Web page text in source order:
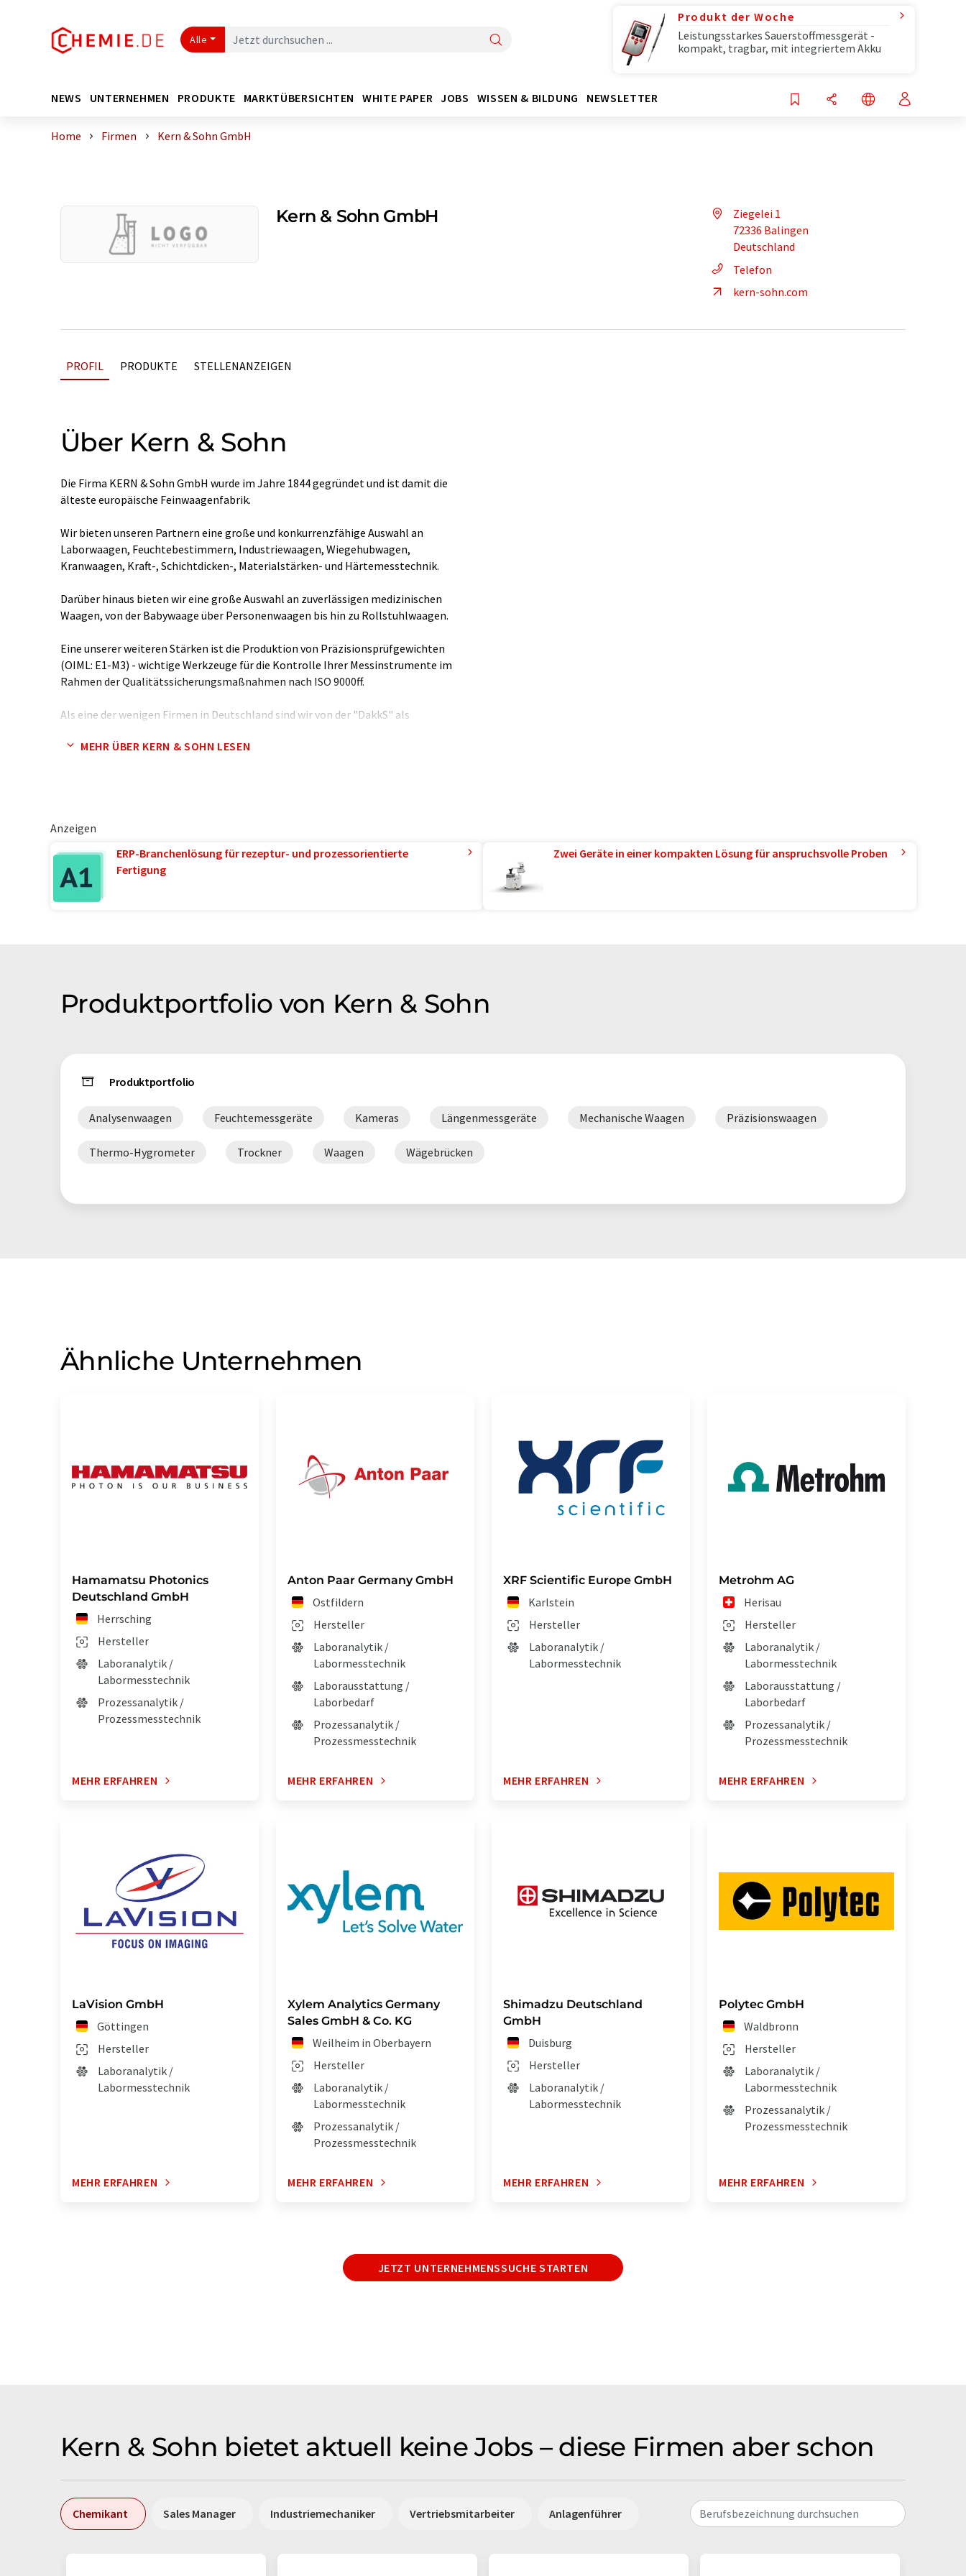
Alle
Produkt der Woche
Leistungsstarkes Sauerstoffmessgerät -
kompakt, tragbar, mit integriertem Akku
NEWS UNTERNEHMEN PRODUKTE MARKTÜBERSICHTEN WHITE PAPER JOBS WISSEN & BILDUNG NEWSLETTER
Home Firmen Kern & Sohn GmbH
Kern & Sohn GmbH
Ziegelei 1
72336 Balingen
Deutschland
Telefon
kern-sohn.com
PROFIL PRODUKTE STELLENANZEIGEN
Über Kern & Sohn
Die Firma KERN & Sohn GmbH wurde im Jahre 1844 gegründet und ist damit die
älteste europäische Feinwaagenfabrik.
Wir bieten unseren Partnern eine große und konkurrenzfähige Auswahl an
Laborwaagen, Feuchtebestimmern, Industriewaagen, Wiegehubwagen,
Kranwaagen, Kraft-, Schichtdicken-, Materialstärken- und Härtemesstechnik.
Darüber hinaus bieten wir eine große Auswahl an zuverlässigen medizinischen
Waagen, von der Babywaage über Personenwaagen bis hin zu Rollstuhlwaagen.
Eine unserer weiteren Stärken ist die Produktion von Präzisionsprüfgewichten
(OIML: E1-M3) - wichtige Werkzeuge für die Kontrolle Ihrer Messinstrumente im
Rahmen der Qualitätssicherungsmaßnahmen nach ISO 9000ff.
Als eine der wenigen Firmen in Deutschland sind wir von der "DakkS" als
11801). Dadurch können wir in unserem robotergestütztem Kalibrierlabor rund um
MEHR ÜBER KERN & SOHN LESEN
Anzeigen
ERP-Branchenlösung für rezeptur- und prozessorientierte
Fertigung
Zwei Geräte in einer kompakten Lösung für anspruchsvolle Proben
Produktportfolio von Kern & Sohn
Produktportfolio
Analysenwaagen Feuchtemessgeräte Kameras Längenmessgeräte Mechanische Waagen Präzisionswaagen
Thermo-Hygrometer Trockner Waagen Wägebrücken
Ähnliche Unternehmen
Hamamatsu Photonics
Deutschland GmbH
Herrsching
Hersteller
Laboranalytik /
Labormesstechnik
Prozessanalytik /
Prozessmesstechnik
MEHR ERFAHREN
Anton Paar Germany GmbH
Ostfildern
Hersteller
Laboranalytik /
Labormesstechnik
Laborausstattung /
Laborbedarf
Prozessanalytik /
Prozessmesstechnik
MEHR ERFAHREN
XRF Scientific Europe GmbH
Karlstein
Hersteller
Laboranalytik /
Labormesstechnik
MEHR ERFAHREN
Metrohm AG
Herisau
Hersteller
Laboranalytik /
Labormesstechnik
Laborausstattung /
Laborbedarf
Prozessanalytik /
Prozessmesstechnik
MEHR ERFAHREN
LaVision GmbH
Göttingen
Hersteller
Laboranalytik /
Labormesstechnik
MEHR ERFAHREN
Xylem Analytics Germany
Sales GmbH & Co. KG
Weilheim in Oberbayern
Hersteller
Laboranalytik /
Labormesstechnik
Prozessanalytik /
Prozessmesstechnik
MEHR ERFAHREN
Shimadzu Deutschland
GmbH
Duisburg
Hersteller
Laboranalytik /
Labormesstechnik
MEHR ERFAHREN
Polytec GmbH
Waldbronn
Hersteller
Laboranalytik /
Labormesstechnik
Prozessanalytik /
Prozessmesstechnik
MEHR ERFAHREN
JETZT UNTERNEHMENSSUCHE STARTEN
Kern & Sohn bietet aktuell keine Jobs – diese Firmen aber schon
Chemikant Sales Manager Industriemechaniker Vertriebsmitarbeiter Anlagenführer Berufsbezeichnung durchsuchen